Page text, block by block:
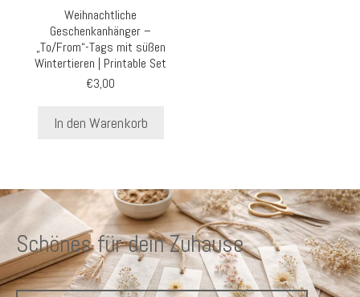
Weihnachtliche
Geschenkanhänger –
„To/From“-Tags mit süßen
Wintertieren | Printable Set
€3,00
In den Warenkorb
Schönes für dein Zuhause